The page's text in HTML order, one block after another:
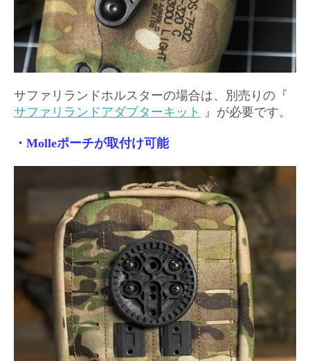
サファリランドホルスターの場合は、別売りの『
サファリランドアダプターキット 』が必要です。
・Molleポーチが取付け可能